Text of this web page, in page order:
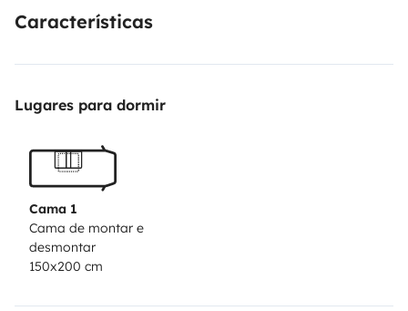
Características
Lugares para dormir
Cama 1
Cama de montar e
desmontar
150x200 cm